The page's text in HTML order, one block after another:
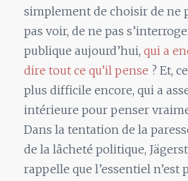
simplement de choisir de ne
pas voir, de ne pas
publique aujourd’hui, qui a
dire tout ce qu’il pense ? Et,
plus difficile encore, qui a
intérieure pour penser
Dans la tentation de la
de la lâcheté politique,
rappelle que l’essentiel n’est